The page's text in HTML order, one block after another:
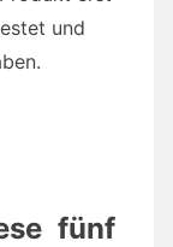
und
fünf